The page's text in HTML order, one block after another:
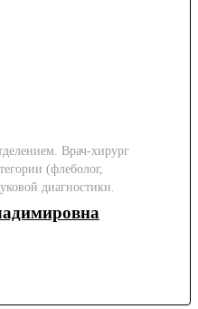
Врач-хирург
(флеболог,
диагностики.